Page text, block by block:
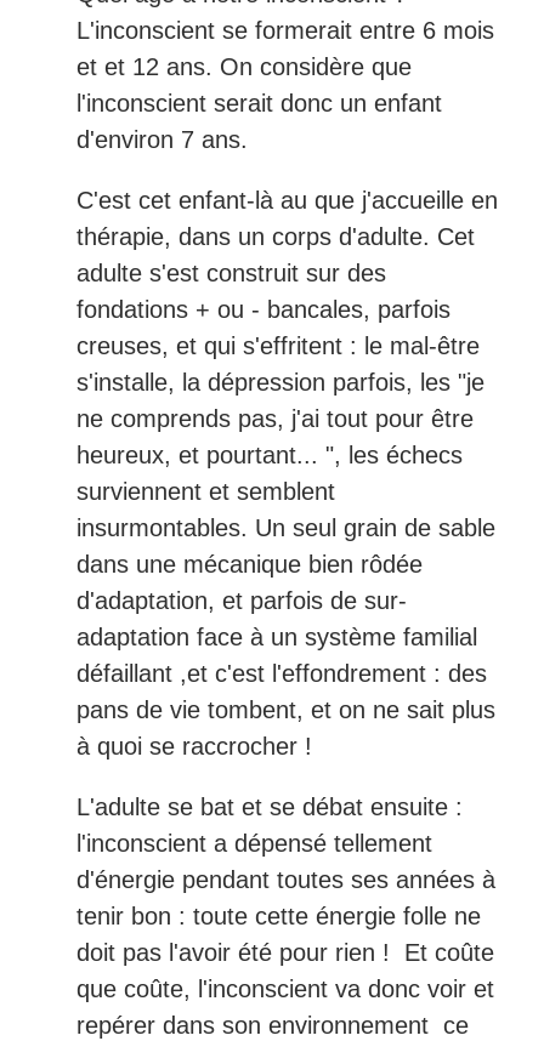
L'inconscient se formerait entre 6 mois
et et 12 ans. On considère que
l'inconscient serait donc un enfant
d'environ 7 ans.
C'est cet enfant-là au que j'accueille en
thérapie, dans un corps d'adulte. Cet
adulte s'est construit sur des
fondations + ou - bancales, parfois
creuses, et qui s'effritent : le mal-être
s'installe, la dépression parfois, les "je
ne comprends pas, j'ai tout pour être
heureux, et pourtant... ", les échecs
surviennent et semblent
insurmontables. Un seul grain de sable
dans une mécanique bien rôdée
d'adaptation, et parfois de sur-
adaptation face à un système familial
défaillant ,et c'est l'effondrement : des
pans de vie tombent, et on ne sait plus
à quoi se raccrocher !
L'adulte se bat et se débat ensuite :
l'inconscient a dépensé tellement
d'énergie pendant toutes ses années à
tenir bon : toute cette énergie folle ne
doit pas l'avoir été pour rien ! Et coûte
que coûte, l'inconscient va donc voir et
repérer dans son environnement ce